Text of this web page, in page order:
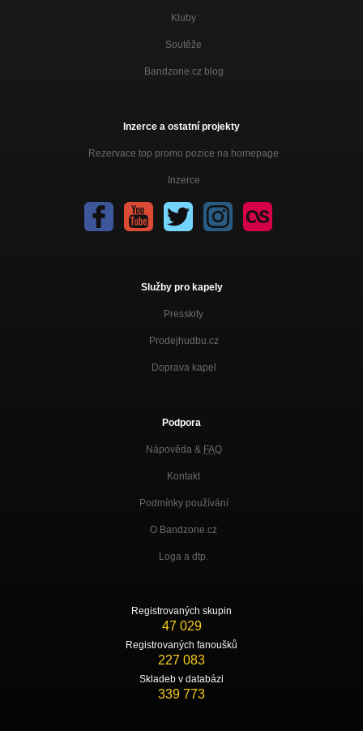
Kluby
Soutěže
Bandzone.cz blog
Inzerce a ostatní projekty
Rezervace top promo pozice na homepage
Inzerce
Služby pro kapely
Presskity
Prodejhudbu.cz
Doprava kapel
Podpora
Nápověda & FAQ
Kontakt
Podmínky používání
O Bandzone.cz
Loga a dtp.
Registrovaných skupin
47 029
Registrovaných fanoušků
227 083
Skladeb v databázi
339 773